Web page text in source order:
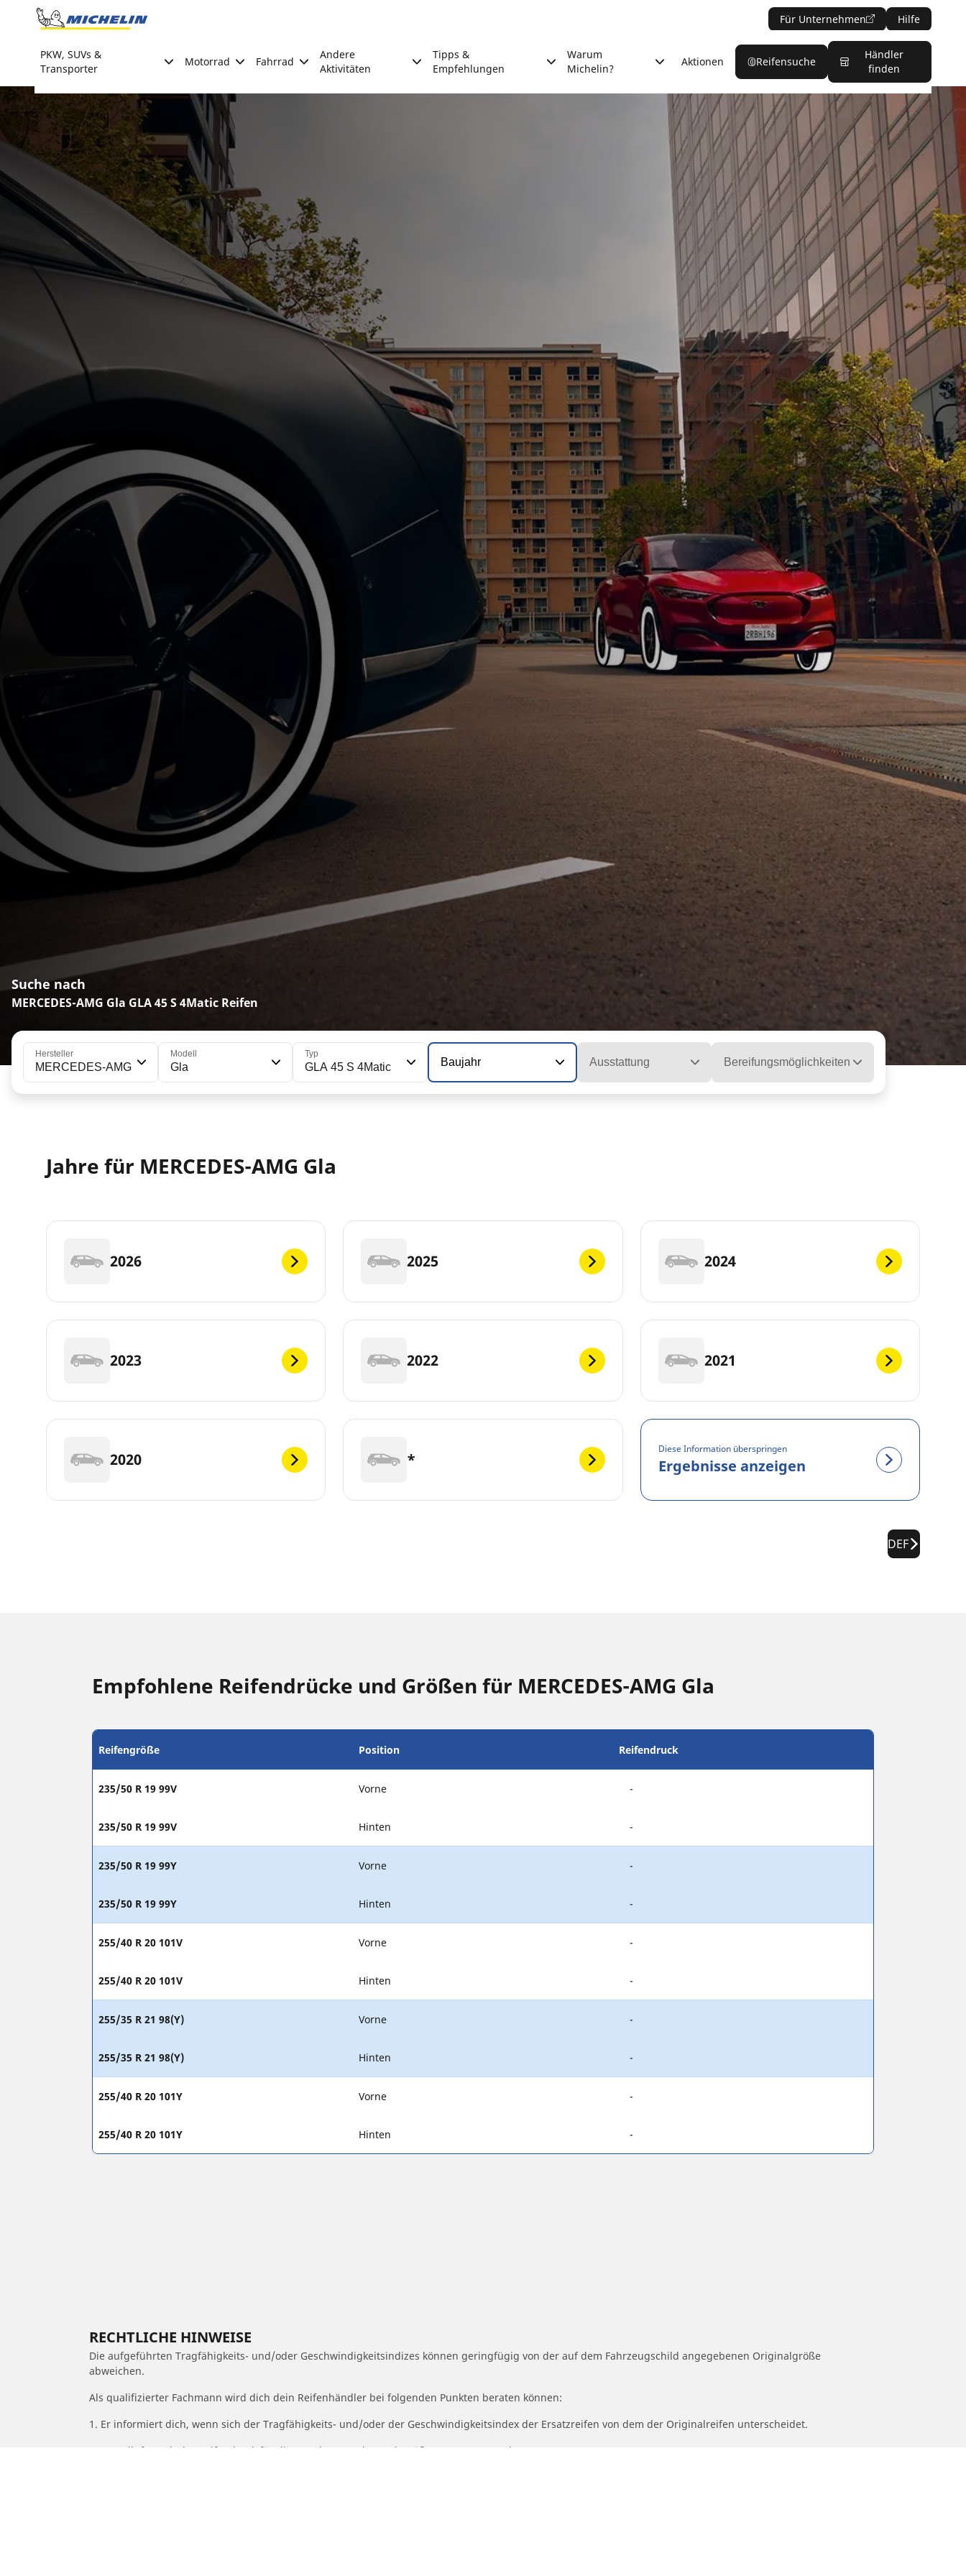
Go to page content
Für Unternehmen Hilfe
PKW, SUVs &
Transporter
Motorrad Fahrrad
Andere
Aktivitäten
Tipps &
Empfehlungen
Warum
Michelin?
Aktionen Reifensuche
Händler
finden
Suche nach
MERCEDES-AMG Gla GLA 45 S 4Matic Reifen
Hersteller
MERCEDES-AMG
Modell
Gla
Typ
GLA 45 S 4Matic Baujahr Ausstattung Bereifungsmöglichkeiten
Jahre für MERCEDES-AMG Gla
2026 2025 2024
2023 2022 2021
2020 *
Diese Information überspringen
Ergebnisse anzeigen
DEF
Empfohlene Reifendrücke und Größen für MERCEDES-AMG Gla
Reifengröße Position Reifendruck
235/50 R 19 99V Vorne -
235/50 R 19 99V Hinten -
235/50 R 19 99Y Vorne -
235/50 R 19 99Y Hinten -
255/40 R 20 101V Vorne -
255/40 R 20 101V Hinten -
255/35 R 21 98(Y) Vorne -
255/35 R 21 98(Y) Hinten -
255/40 R 20 101Y Vorne -
255/40 R 20 101Y Hinten -
RECHTLICHE HINWEISE
Die aufgeführten Tragfähigkeits- und/oder Geschwindigkeitsindizes können geringfügig von der auf dem Fahrzeugschild angegebenen Originalgröße
abweichen.
Als qualifizierter Fachmann wird dich dein Reifenhändler bei folgenden Punkten beraten können:
1. Er informiert dich, wenn sich der Tragfähigkeits- und/oder der Geschwindigkeitsindex der Ersatzreifen von dem der Originalreifen unterscheidet.
2. Er stellt fest, ob der Reifendruck für die angebotene Alternativgröße angepasst werden muss.